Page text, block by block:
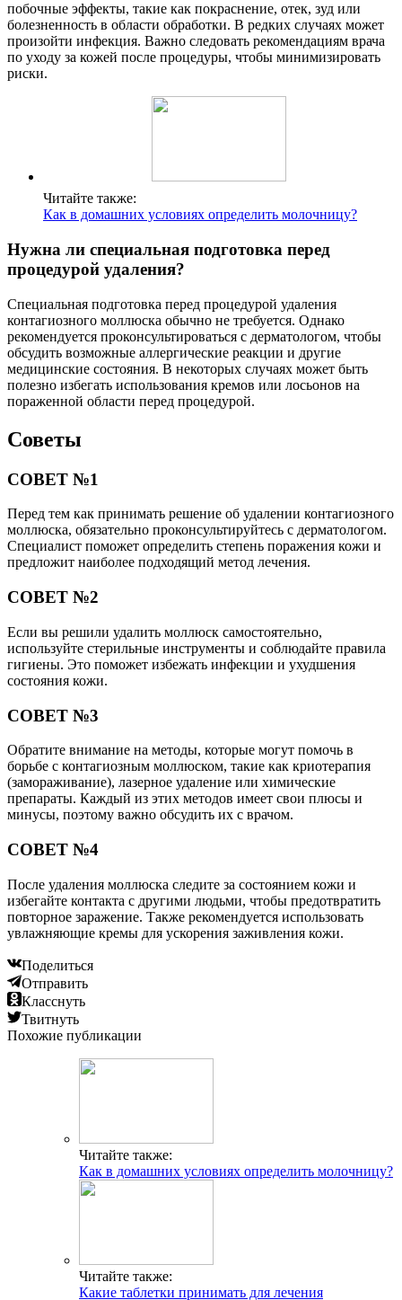
побочные эффекты, такие как покраснение, отек, зуд или
болезненность в области обработки. В редких случаях может
произойти инфекция. Важно следовать рекомендациям врача
по уходу за кожей после процедуры, чтобы минимизировать
риски.
Читайте также:
Как в домашних условиях определить молочницу?
Нужна ли специальная подготовка перед
процедурой удаления?
Специальная подготовка перед процедурой удаления
контагиозного моллюска обычно не требуется. Однако
рекомендуется проконсультироваться с дерматологом, чтобы
обсудить возможные аллергические реакции и другие
медицинские состояния. В некоторых случаях может быть
полезно избегать использования кремов или лосьонов на
пораженной области перед процедурой.
Советы
СОВЕТ №1
Перед тем как принимать решение об удалении контагиозного
моллюска, обязательно проконсультируйтесь с дерматологом.
Специалист поможет определить степень поражения кожи и
предложит наиболее подходящий метод лечения.
СОВЕТ №2
Если вы решили удалить моллюск самостоятельно,
используйте стерильные инструменты и соблюдайте правила
гигиены. Это поможет избежать инфекции и ухудшения
состояния кожи.
СОВЕТ №3
Обратите внимание на методы, которые могут помочь в
борьбе с контагиозным моллюском, такие как криотерапия
(замораживание), лазерное удаление или химические
препараты. Каждый из этих методов имеет свои плюсы и
минусы, поэтому важно обсудить их с врачом.
СОВЕТ №4
После удаления моллюска следите за состоянием кожи и
избегайте контакта с другими людьми, чтобы предотвратить
повторное заражение. Также рекомендуется использовать
увлажняющие кремы для ускорения заживления кожи.
Поделиться
Отправить
Класснуть
Твитнуть
Похожие публикации
Читайте также:
Как в домашних условиях определить молочницу?
Читайте также:
Какие таблетки принимать для лечения